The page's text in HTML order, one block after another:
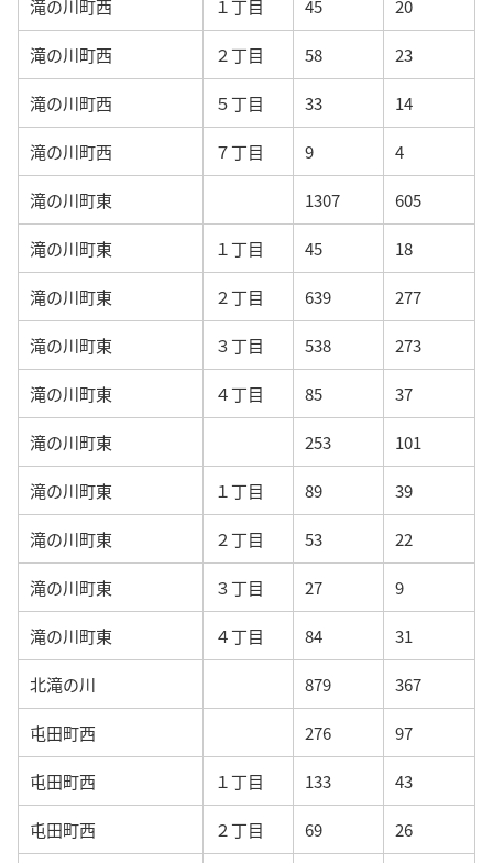
滝の川町西 １丁目 45 20
滝の川町西 ２丁目 58 23
滝の川町西 ５丁目 33 14
滝の川町西 ７丁目 9 4
滝の川町東 1307 605
滝の川町東 １丁目 45 18
滝の川町東 ２丁目 639 277
滝の川町東 ３丁目 538 273
滝の川町東 ４丁目 85 37
滝の川町東 253 101
滝の川町東 １丁目 89 39
滝の川町東 ２丁目 53 22
滝の川町東 ３丁目 27 9
滝の川町東 ４丁目 84 31
北滝の川 879 367
屯田町西 276 97
屯田町西 １丁目 133 43
屯田町西 ２丁目 69 26